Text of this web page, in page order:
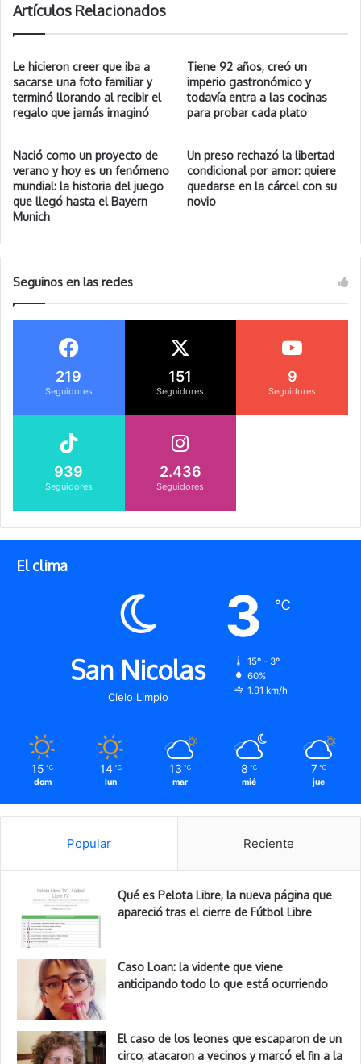
Artículos Relacionados
Le hicieron creer que iba a
sacarse una foto familiar y
terminó llorando al recibir el
regalo que jamás imaginó
Tiene 92 años, creó un
imperio gastronómico y
todavía entra a las cocinas
para probar cada plato
Nació como un proyecto de
verano y hoy es un fenómeno
mundial: la historia del juego
que llegó hasta el Bayern
Munich
Un preso rechazó la libertad
condicional por amor: quiere
quedarse en la cárcel con su
novio
Seguinos en las redes
219
Seguidores
151
Seguidores
9
Seguidores
939
Seguidores
2.436
Seguidores
El clima
San Nicolas
Cielo Limpio
3 ℃
15º - 3º
60%
1.91 km/h
15 ℃
dom
14 ℃
lun
13 ℃
mar
8 ℃
mié
7 ℃
jue
Popular Reciente
Qué es Pelota Libre, la nueva página que
apareció tras el cierre de Fútbol Libre
Caso Loan: la vidente que viene
anticipando todo lo que está ocurriendo
El caso de los leones que escaparon de un
circo, atacaron a vecinos y marcó el fin a la